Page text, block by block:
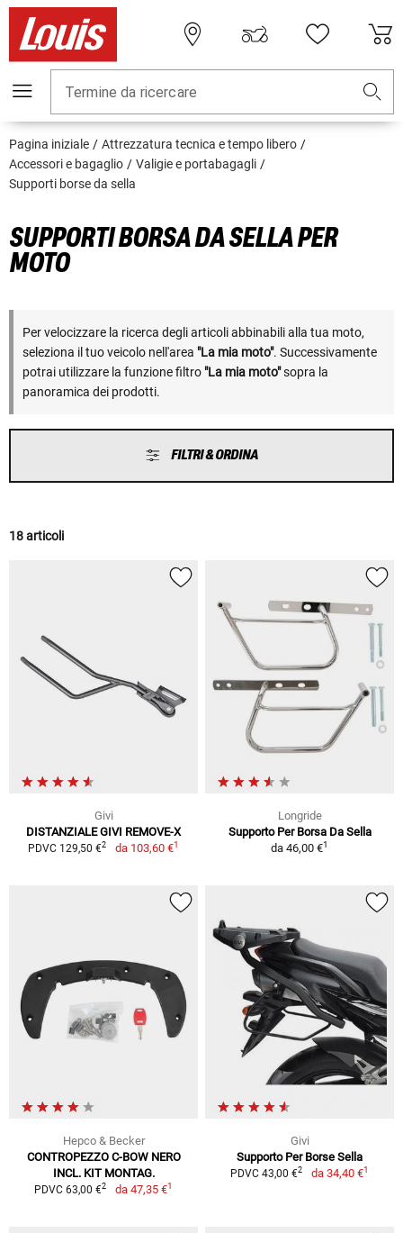
Termine da ricercare
Pagina iniziale
Attrezzatura tecnica e tempo libero
Accessori e bagaglio
Valigie e portabagagli
Supporti borse da sella
SUPPORTI BORSA DA SELLA PER
MOTO
Per velocizzare la ricerca degli articoli abbinabili alla tua moto,
seleziona il tuo veicolo nell'area "La mia moto". Successivamente
potrai utilizzare la funzione filtro "La mia moto"sopra la
panoramica dei prodotti.
FILTRI & ORDINA
18 articoli
Givi
DISTANZIALE GIVI REMOVE-X
PDVC 129,50 €2 da 103,60 €1
Longride
Supporto Per Borsa Da Sella
da 46,00 €1
Hepco & Becker
CONTROPEZZO C-BOW NERO
INCL. KIT MONTAG.
PDVC 63,00 €2 da 47,35 €1
Givi
Supporto Per Borse Sella
PDVC 43,00 €2 da 34,40 €1